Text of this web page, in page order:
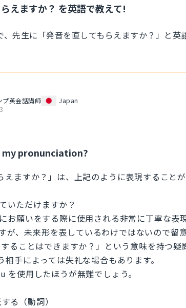
えますか？ を英語で教えて!
先生に「発音を直してもらえますか？」と英
プ英会話講師
Japan
my pronunciation?
えますか？」は、上記のように表現することが
いただけますか？
願いをする際に使用される非常に丁寧な表現
、未来形を表しているわけではないので留意
ることはできますか？」という意味を持つ
手によっては失礼な場合もあります。
を使用したほうが無難でしょう。
る（動詞）